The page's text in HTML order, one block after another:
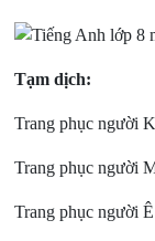
Tạm dịch:
Trang phục người
Trang phục người
Trang phục người